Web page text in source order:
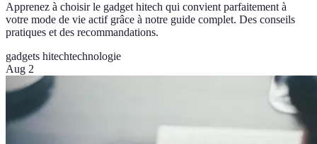
Apprenez à choisir le gadget hitech qui convient parfaitement à
votre mode de vie actif grâce à notre guide complet. Des conseils
pratiques et des recommandations.
gadgets hitechtechnologie
Aug 2